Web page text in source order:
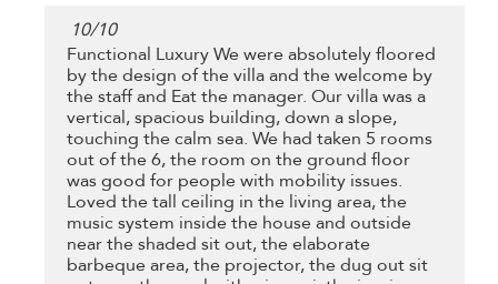
10/10
Functional Luxury We were absolutely floored
by the design of the villa and the welcome by
the staff and Eat the manager. Our villa was a
vertical, spacious building, down a slope,
touching the calm sea. We had taken 5 rooms
out of the 6, the room on the ground floor
was good for people with mobility issues.
Loved the tall ceiling in the living area, the
music system inside the house and outside
near the shaded sit out, the elaborate
barbeque area, the projector, the dug out sit